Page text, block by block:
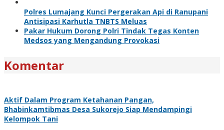
Polres Lumajang Kunci Pergerakan Api di Ranupani
Antisipasi Karhutla TNBTS Meluas
Pakar Hukum Dorong Polri Tindak Tegas Konten
Medsos yang Mengandung Provokasi
Komentar
Aktif Dalam Program Ketahanan Pangan,
Bhabinkamtibmas Desa Sukorejo Siap Mendampingi
Kelompok Tani